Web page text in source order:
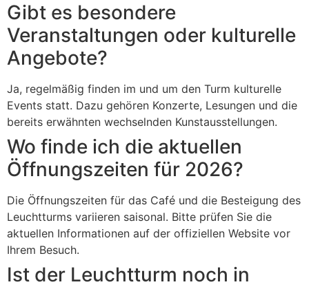
Gibt es besondere
Veranstaltungen oder kulturelle
Angebote?
Ja, regelmäßig finden im und um den Turm kulturelle
Events statt. Dazu gehören Konzerte, Lesungen und die
bereits erwähnten wechselnden Kunstausstellungen.
Wo finde ich die aktuellen
Öffnungszeiten für 2026?
Die Öffnungszeiten für das Café und die Besteigung des
Leuchtturms variieren saisonal. Bitte prüfen Sie die
aktuellen Informationen auf der offiziellen Website vor
Ihrem Besuch.
Ist der Leuchtturm noch in